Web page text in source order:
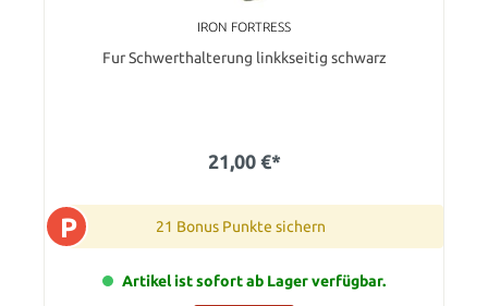
IRON FORTRESS
Fur Schwerthalterung linkkseitig schwarz
21,00 €*
P 21 Bonus Punkte sichern
Artikel ist sofort ab Lager verfügbar.